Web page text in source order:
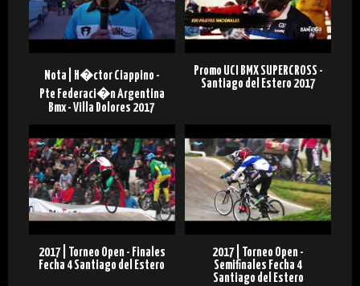
Nota | H�ctor Ciappino -
Pte Federaci�n Argentina
Bmx - Villa Dolores 2017
Promo UCI BMX SUPERCROSS -
Santiago del Estero 2017
2017 | Torneo Open - Finales
Fecha 4 Santiago del Estero
2017 | Torneo Open -
Semifinales Fecha 4
Santiago del Estero